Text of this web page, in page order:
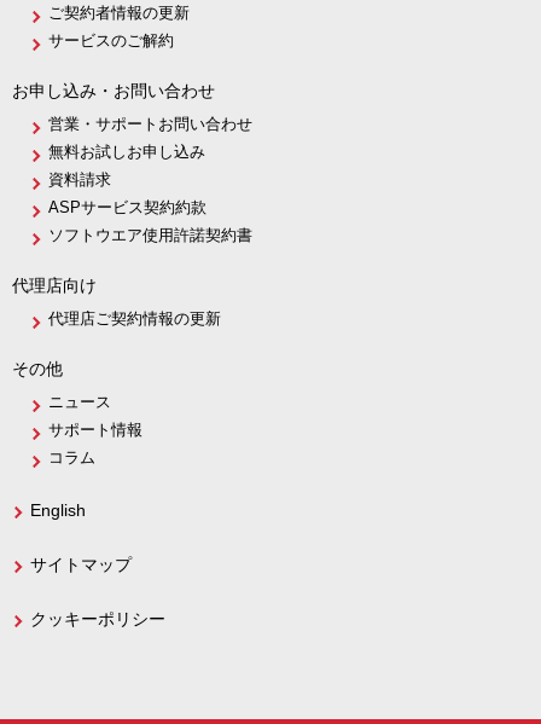
ご契約者情報の更新
サービスのご解約
お申し込み・お問い合わせ
営業・サポートお問い合わせ
無料お試しお申し込み
資料請求
ASPサービス契約約款
ソフトウエア使用許諾契約書
代理店向け
代理店ご契約情報の更新
その他
ニュース
サポート情報
コラム
English
サイトマップ
クッキーポリシー